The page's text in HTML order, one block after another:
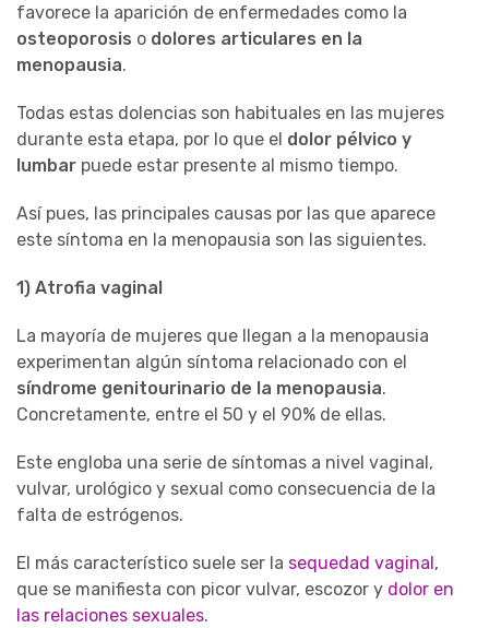
favorece la aparición de enfermedades como la
osteoporosis o dolores articulares en la
menopausia.
Todas estas dolencias son habituales en las mujeres
durante esta etapa, por lo que el dolor pélvico y
lumbar puede estar presente al mismo tiempo.
Así pues, las principales causas por las que aparece
este síntoma en la menopausia son las siguientes.
1) Atrofia vaginal
La mayoría de mujeres que llegan a la menopausia
experimentan algún síntoma relacionado con el
síndrome genitourinario de la menopausia.
Concretamente, entre el 50 y el 90% de ellas.
Este engloba una serie de síntomas a nivel vaginal,
vulvar, urológico y sexual como consecuencia de la
falta de estrógenos.
El más característico suele ser la sequedad vaginal,
que se manifiesta con picor vulvar, escozor y dolor en
las relaciones sexuales.